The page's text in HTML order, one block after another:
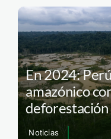
En 2024:
amazónico
Noticias